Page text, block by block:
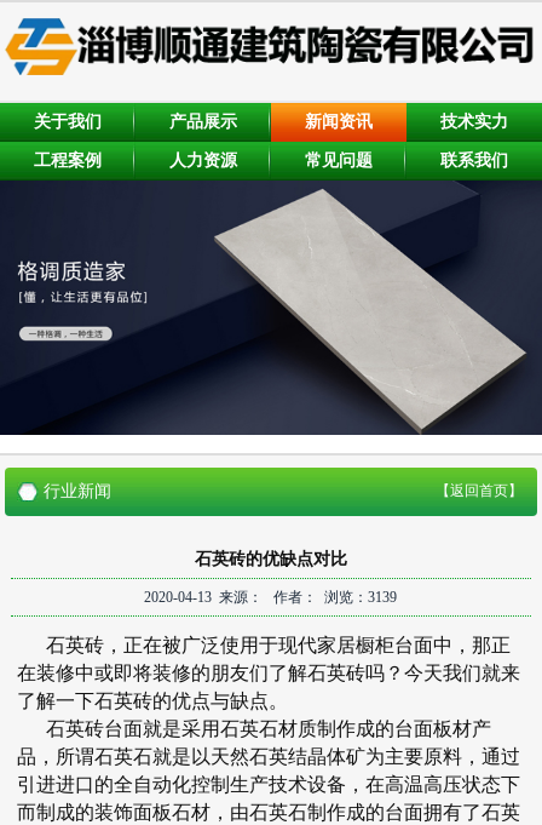
关于我们 产品展示 新闻资讯 技术实力
工程案例 人力资源 常见问题 联系我们
行业新闻 【返回首页】
石英砖的优缺点对比
2020-04-13 来源： 作者： 浏览：3139
石英砖，正在被广泛使用于现代家居橱柜台面中，那正
在装修中或即将装修的朋友们了解石英砖吗？今天我们就来
了解一下石英砖的优点与缺点。
石英砖台面就是采用石英石材质制作成的台面板材产
品，所谓石英石就是以天然石英结晶体矿为主要原料，通过
引进进口的全自动化控制生产技术设备，在高温高压状态下
而制成的装饰面板石材，由石英石制作成的台面拥有了石英